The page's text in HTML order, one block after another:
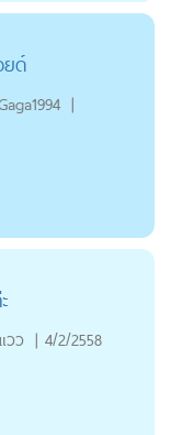
ยด์
|
แวว | 4/2/2558